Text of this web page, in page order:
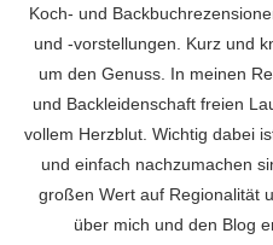
Koch- und
und -vorstellungen. Kurz und
um den Genuss. In meinen
und Backleidenschaft freien
vollem Herzblut. Wichtig dabei
und einfach nachzumachen
großen Wert auf Regionalität
über mich und den Blog